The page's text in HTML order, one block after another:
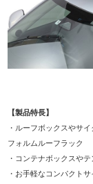
【製品特長】
・ルーフボックスやサ
フォルムルーフラック
・コンテナボックスや
・お手軽なコンパクト